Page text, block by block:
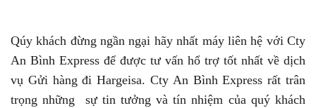
Qúy khách đừng ngần ngại hãy nhất máy liên hệ với Cty
An Bình Express để được tư vấn hổ trợ tốt nhất về dịch
vụ Gửi hàng đi Hargeisa. Cty An Bình Express rất trân
trọng những sự tin tưởng và tín nhiệm của quý khách